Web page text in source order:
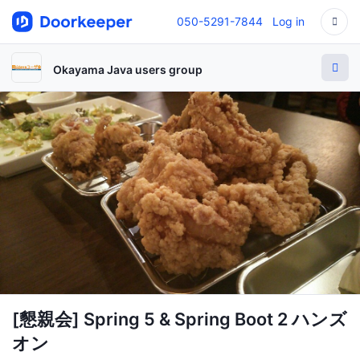
050-5291-7844 Log in
Okayama Java users group
[懇親会] Spring 5 & Spring Boot 2 ハンズ
オン